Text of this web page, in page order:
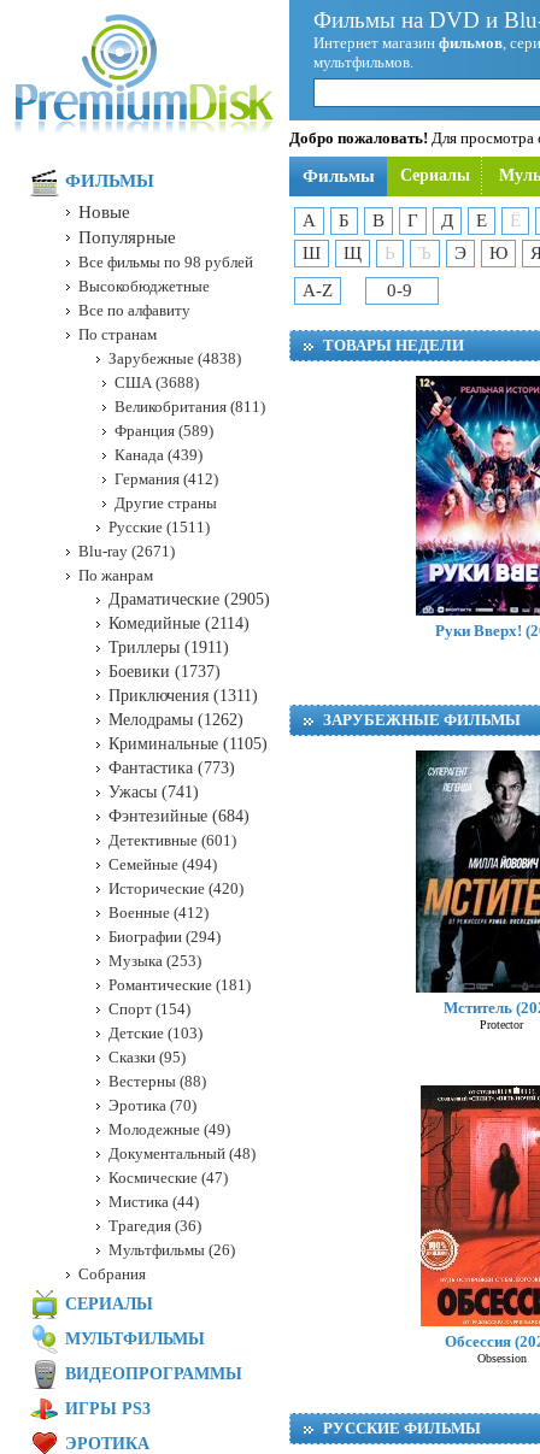
Фильмы на DVD и
Интернет магазин фильмов,
мультфильмов.
Добро пожаловать! Для просмотра
Фильмы Сериалы
А Б В Г Д Е
Ё
Ш
Щ Ь Ъ Э Ю
A-Z
0-9
ТОВАРЫ НЕДЕЛИ
Руки Вверх!
ЗАРУБЕЖНЫЕ ФИЛЬМЫ
Мститель
Protector
Обсессия
Obsession
РУССКИЕ ФИЛЬМЫ
ФИЛЬМЫ
Новые
Популярные
Все фильмы по 98 рублей
Высокобюджетные
Все по алфавиту
По странам
Зарубежные (4838)
США (3688)
Великобритания (811)
Франция (589)
Канада (439)
Германия (412)
Другие страны
Русские (1511)
Blu-ray (2671)
По жанрам
Драматические (2905)
Комедийные (2114)
Триллеры (1911)
Боевики (1737)
Приключения (1311)
Мелодрамы (1262)
Криминальные (1105)
Фантастика (773)
Ужасы (741)
Фэнтезийные (684)
Детективные (601)
Семейные (494)
Исторические (420)
Военные (412)
Биографии (294)
Музыка (253)
Романтические (181)
Спорт (154)
Детские (103)
Сказки (95)
Вестерны (88)
Эротика (70)
Молодежные (49)
Документальный (48)
Космические (47)
Мистика (44)
Трагедия (36)
Мультфильмы (26)
Собрания
СЕРИАЛЫ
МУЛЬТФИЛЬМЫ
ВИДЕОПРОГРАММЫ
ИГРЫ PS3
ЭРОТИКА